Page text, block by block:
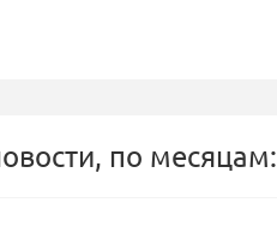
по месяцам: